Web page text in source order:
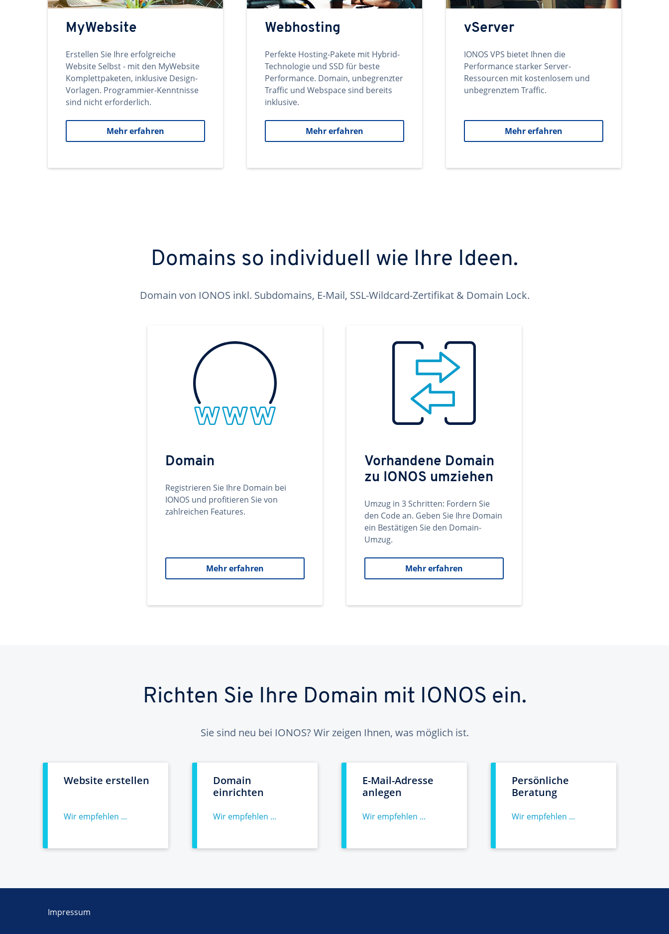
MyWebsite
Erstellen Sie Ihre erfolgreiche
Website Selbst - mit den MyWebsite
Komplettpaketen, inklusive Design-
Vorlagen. Programmier-Kenntnisse
sind nicht erforderlich.
Mehr erfahren
Webhosting
Perfekte Hosting-Pakete mit Hybrid-
Technologie und SSD für beste
Performance. Domain, unbegrenzter
Traffic und Webspace sind bereits
inklusive.
Mehr erfahren
vServer
IONOS VPS bietet Ihnen die
Performance starker Server-
Ressourcen mit kostenlosem und
unbegrenztem Traffic.
Mehr erfahren
Domains so individuell wie Ihre Ideen.
Domain von IONOS inkl. Subdomains, E-Mail, SSL-Wildcard-Zertifikat & Domain Lock.
Domain
Registrieren Sie Ihre Domain bei
IONOS und profitieren Sie von
zahlreichen Features.
Mehr erfahren
Vorhandene Domain
zu IONOS umziehen
Umzug in 3 Schritten: Fordern Sie
den Code an. Geben Sie Ihre Domain
ein Bestätigen Sie den Domain-
Umzug.
Mehr erfahren
Richten Sie Ihre Domain mit IONOS ein.
Sie sind neu bei IONOS? Wir zeigen Ihnen, was möglich ist.
Website erstellen
Wir empfehlen ...
Domain
einrichten
Wir empfehlen ...
E-Mail-Adresse
anlegen
Wir empfehlen ...
Persönliche
Beratung
Wir empfehlen ...
Impressum